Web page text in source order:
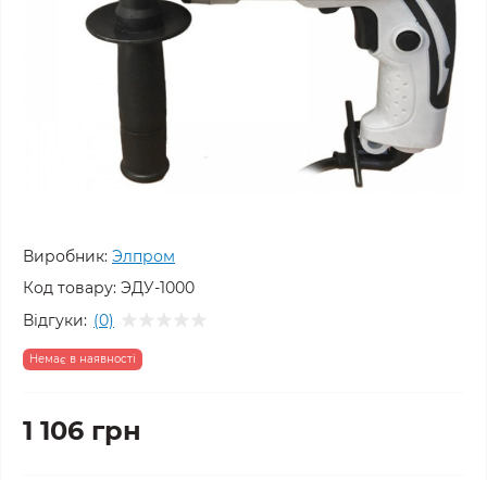
Виробник: Элпром
Код товару: ЭДУ-1000
Відгуки: (0)
Немає в наявності
1 106 грн